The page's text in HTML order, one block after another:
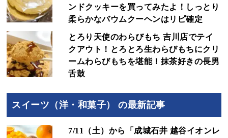
ンドクッキーを買ってみたよ！しっとり
柔らかなバウムクーヘンはリピ確定
とろり天使のわらびもち 吉川店でテイ
クアウト！とろとろ生わらびもちにクリ
ームわらびもちを堪能！抹茶好きの長男
舌鼓
スイーツ（洋・和菓子） の最新記事
7/11（土）から「成城石井 越谷イオンレ